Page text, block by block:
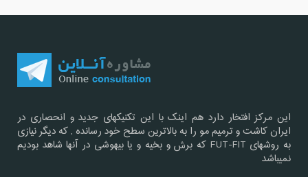
این مرکز افتخار دارد هم اینک با این تکنیکهای جدید و انحصاری در
ایران کاشت و ترمیم مو را به بالاترین سطح خود رسانده , که دیگر نیازی
به روشهای FUT-FIT که برش و بخیه و یا بیهوشی در آنها شاهد بودیم
نمیباشد